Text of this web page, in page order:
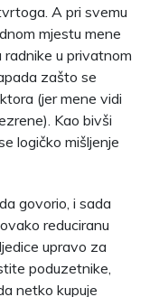
A pri svemu
mjestu mene
u privatnom
zašto se
(jer mene vidi
Kao bivši
logičko mišljenje
govorio, i sada
reduciranu
upravo za
poduzetnike,
netko kupuje